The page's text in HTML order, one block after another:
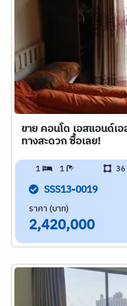
ขาย คอนโด เอสแอนด์เ
ทางสะดวก ซื้อเลย!
1 1 36
SSS13-0019
ราคา (บาท)
2,420,000